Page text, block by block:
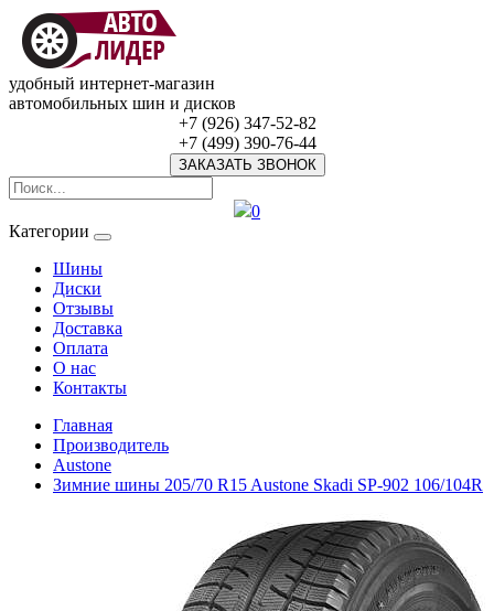
удобный интернет-магазин
автомобильных шин и дисков
+7 (926) 347-52-82
+7 (499) 390-76-44
ЗАКАЗАТЬ ЗВОНОК
0
Категории
Шины
Диски
Отзывы
Доставка
Оплата
О нас
Контакты
Главная
Производитель
Austone
Зимние шины 205/70 R15 Austone Skadi SP-902 106/104R